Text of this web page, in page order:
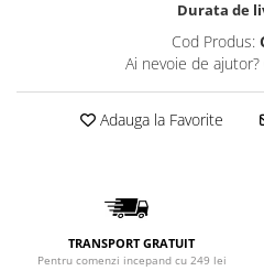
Durata de
Cod Produs:
Ai nevoie de ajutor?
Adauga la Favorite
TRANSPORT GRATUIT
Pentru comenzi incepand cu 249 lei